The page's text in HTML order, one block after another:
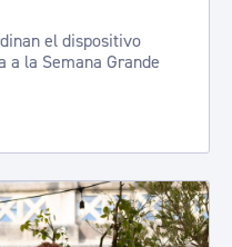
el dispositivo
a la Semana Grande